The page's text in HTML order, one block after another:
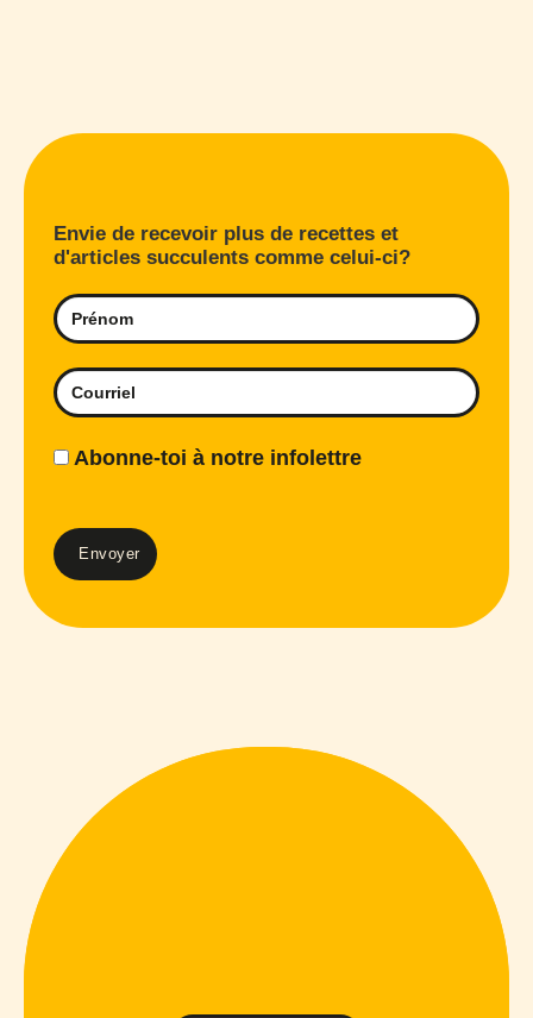
Envie de recevoir plus de recettes et
d'articles succulents comme celui-ci?
Abonne-toi à notre infolettre